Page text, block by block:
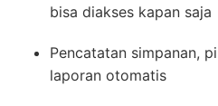
bisa diakses kapan saja
Pencatatan simpanan,
laporan otomatis